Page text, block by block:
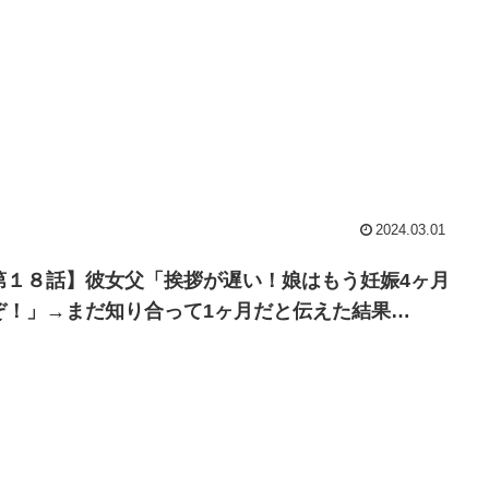
2024.03.01
１８話】彼女父「挨拶が遅い！娘はもう妊娠4ヶ月
！」→まだ知り合って1ヶ月だと伝えた結果…